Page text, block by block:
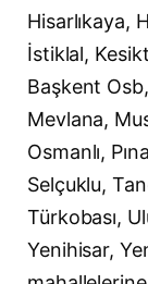
Hisarlıkaya,
İstiklal,
Başkent
Mevlana,
Osmanlı,
Selçuklu,
Türkobası,
Yenihisar,